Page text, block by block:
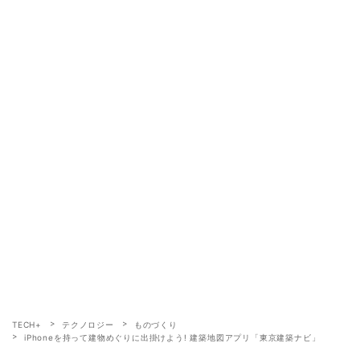
TECH+ テクノロジー
ものづくり
iPhoneを持って建物めぐりに出掛けよう! 建築地図アプリ「東京建築ナビ」